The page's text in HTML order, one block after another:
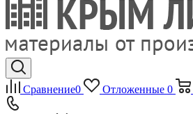
Сравнение0 Отложенные 0